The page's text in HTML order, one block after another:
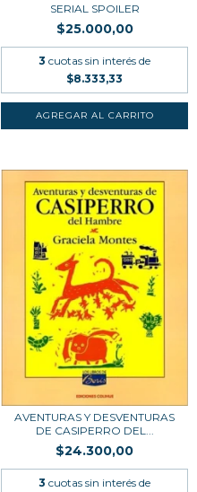
SERIAL SPOILER
$25.000,00
3 cuotas sin interés de
$8.333,33
AVENTURAS Y DESVENTURAS
DE CASIPERRO DEL...
$24.300,00
3 cuotas sin interés de